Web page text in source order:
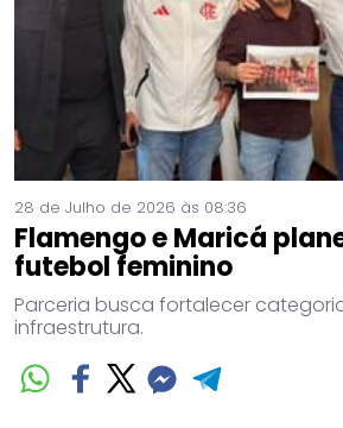
28 de Julho de 2026 às 08:36
Flamengo e Maricá
futebol feminino
Parceria busca fortalecer
infraestrutura.